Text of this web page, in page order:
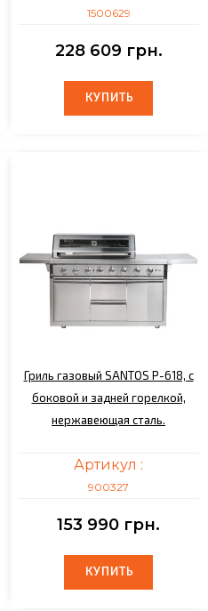
1500629
228 609 грн.
КУПИТЬ
КУПИТЬ
Гриль газовый SANTOS P-618, с
боковой и задней горелкой,
нержавеющая сталь.
Артикул :
900327
153 990 грн.
КУПИТЬ
КУПИТЬ